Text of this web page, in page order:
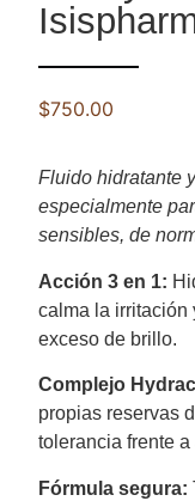
$750.00
Fluido hidratante
especialmente
sensibles, de
Acción 3 en 1:
calma la irritación
exceso de brillo.
Complejo
propias reservas
tolerancia frente
Fórmula segura: